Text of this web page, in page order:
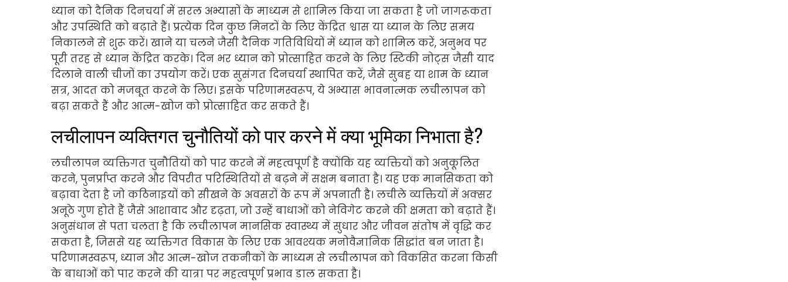
ध्यान को दैनिक दिनचर्या में सरल अभ्यासों के माध्यम से शामिल किया जा सकता है जो जागरूकता
और उपस्थिति को बढ़ाते हैं। प्रत्येक दिन कुछ मिनटों के लिए केंद्रित श्वास या ध्यान के लिए समय
निकालने से शुरू करें। खाने या चलने जैसी दैनिक गतिविधियों में ध्यान को शामिल करें, अनुभव पर
पूरी तरह से ध्यान केंद्रित करके। दिन भर ध्यान को प्रोत्साहित करने के लिए स्टिकी नोट्स जैसी याद
दिलाने वाली चीजों का उपयोग करें। एक सुसंगत दिनचर्या स्थापित करें, जैसे सुबह या शाम के ध्यान
सत्र, आदत को मजबूत करने के लिए। इसके परिणामस्वरूप, ये अभ्यास भावनात्मक लचीलापन को
बढ़ा सकते हैं और आत्म-खोज को प्रोत्साहित कर सकते हैं।
लचीलापन व्यक्तिगत चुनौतियों को पार करने में क्या भूमिका निभाता है?
लचीलापन व्यक्तिगत चुनौतियों को पार करने में महत्वपूर्ण है क्योंकि यह व्यक्तियों को अनुकूलित
करने, पुनर्प्राप्त करने और विपरीत परिस्थितियों से बढ़ने में सक्षम बनाता है। यह एक मानसिकता को
बढ़ावा देता है जो कठिनाइयों को सीखने के अवसरों के रूप में अपनाती है। लचीले व्यक्तियों में अक्सर
अनूठे गुण होते हैं जैसे आशावाद और दृढ़ता, जो उन्हें बाधाओं को नेविगेट करने की क्षमता को बढ़ाते हैं।
अनुसंधान से पता चलता है कि लचीलापन मानसिक स्वास्थ्य में सुधार और जीवन संतोष में वृद्धि कर
सकता है, जिससे यह व्यक्तिगत विकास के लिए एक आवश्यक मनोवैज्ञानिक सिद्धांत बन जाता है।
परिणामस्वरूप, ध्यान और आत्म-खोज तकनीकों के माध्यम से लचीलापन को विकसित करना किसी
के बाधाओं को पार करने की यात्रा पर महत्वपूर्ण प्रभाव डाल सकता है।